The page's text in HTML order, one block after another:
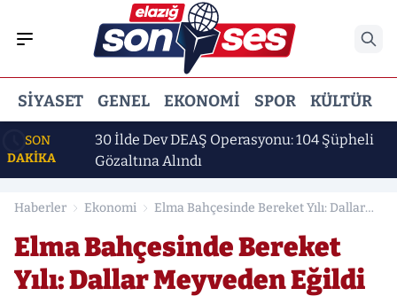
SIYASET GENEL EKONOMI SPOR KÜLTÜR
SON
DAKİKA
30 İlde Dev DEAŞ Operasyonu: 104 Şüpheli
Gözaltına Alındı
Haberler Ekonomi
Elma Bahçesinde Bereket Yılı: Dallar
Elma Bahçesinde Bereket
Yılı: Dallar Meyveden Eğildi